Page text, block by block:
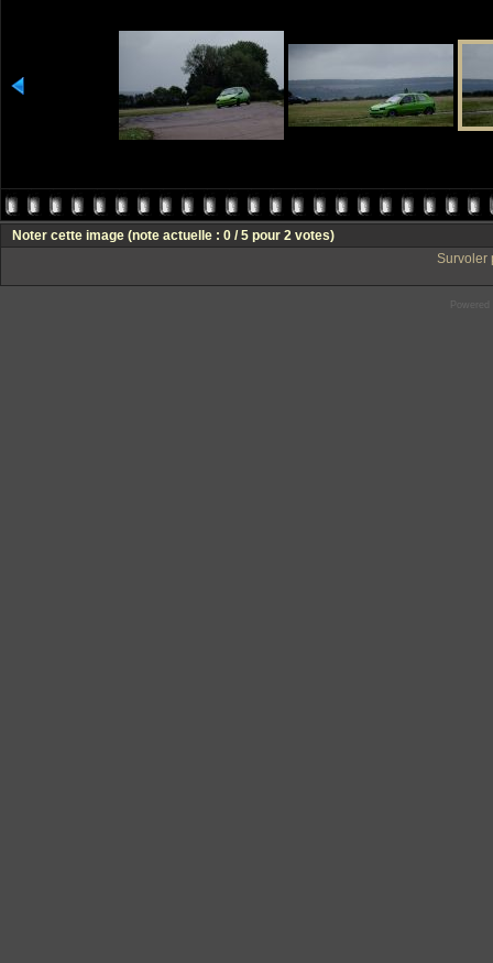
Noter cette image (note actuelle : 0 / 5 pour 2 votes)
Survoler